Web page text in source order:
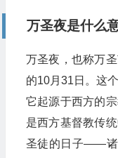
万圣夜是什么
万圣夜，也称万
的10月31日。这
它起源于西方的
是西方基督教传
圣徒的日子——诸